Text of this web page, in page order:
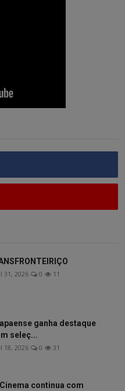
31, 2026 0 11
ganha destaque
seleç...
18, 2026 0 31
continua com